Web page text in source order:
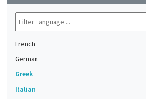
French
German
Greek
Italian